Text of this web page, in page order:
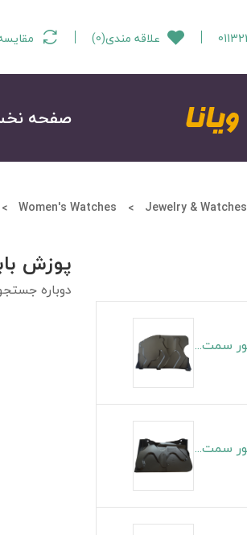
علاقه مندی(
0
)
صفحه
Jewelry & Watches
Women's Watches
کاور محافظ موتور سمت راست S5
کاور محافظ موتور سمت چپ S5
پوزش
دوباره